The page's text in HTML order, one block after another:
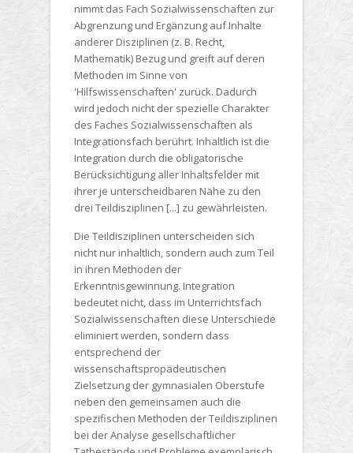
nimmt das Fach Sozialwissenschaften zur
Abgrenzung und Ergänzung auf Inhalte
anderer Disziplinen (z. B. Recht,
Mathematik) Bezug und greift auf deren
Methoden im Sinne von
'Hilfswissenschaften' zurück. Dadurch
wird jedoch nicht der spezielle Charakter
des Faches Sozialwissenschaften als
Integrationsfach berührt. Inhaltlich ist die
Integration durch die obligatorische
Berücksichtigung aller Inhaltsfelder mit
ihrer je unterscheidbaren Nähe zu den
drei Teildisziplinen [...] zu gewährleisten.
Die Teildisziplinen unterscheiden sich
nicht nur inhaltlich, sondern auch zum Teil
in ihren Methoden der
Erkenntnisgewinnung. Integration
bedeutet nicht, dass im Unterrichtsfach
Sozialwissenschaften diese Unterschiede
eliminiert werden, sondern dass
entsprechend der
wissenschaftspropädeutischen
Zielsetzung der gymnasialen Oberstufe
neben den gemeinsamen auch die
spezifischen Methoden der Teildisziplinen
bei der Analyse gesellschaftlicher